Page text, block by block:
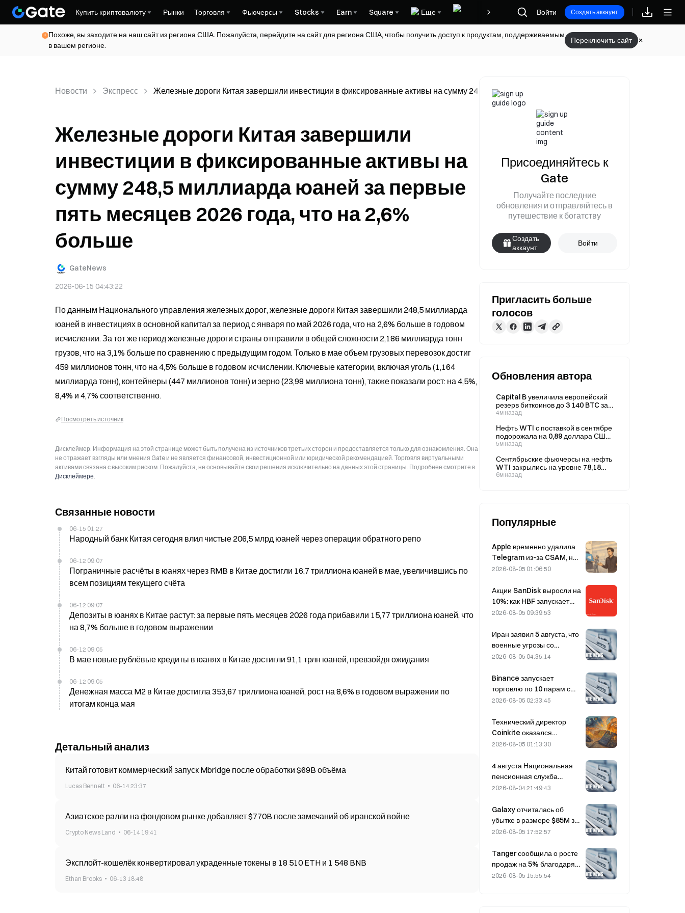
Купить криптовалюту Рынки Торговля Фьючерсы Stocks Earn Square Еще Награды
Войти Создать аккаунт
Похоже, вы заходите на наш сайт из региона США. Пожалуйста, перейдите на сайт для региона США, чтобы получить доступ к продуктам, поддерживаемым
в вашем регионе.
Переключить сайт
Новости Экспресс Железные дороги Китая завершили инвестиции в фиксированные активы на сумму 248,5 миллиарда юаней за первые пять месяцев 2026
Железные дороги Китая завершили
инвестиции в фиксированные активы на
сумму 248,5 миллиарда юаней за первые
пять месяцев 2026 года, что на 2,6%
больше
GateNews
2026-06-15 04:43:22
По данным Национального управления железных дорог, железные дороги Китая завершили 248,5 миллиарда
юаней в инвестициях в основной капитал за период с января по май 2026 года, что на 2,6% больше в годовом
исчислении. За тот же период железные дороги страны отправили в общей сложности 2,186 миллиарда тонн
грузов, что на 3,1% больше по сравнению с предыдущим годом. Только в мае объем грузовых перевозок достиг
459 миллионов тонн, что на 4,5% больше в годовом исчислении. Ключевые категории, включая уголь (1,164
миллиарда тонн), контейнеры (447 миллионов тонн) и зерно (23,98 миллиона тонн), также показали рост: на 4,5%,
8,4% и 4,7% соответственно.
Посмотреть источник
Дисклеймер: Информация на этой странице может быть получена из источников третьих сторон и предоставляется только для ознакомления. Она
не отражает взгляды или мнения Gate и не является финансовой, инвестиционной или юридической рекомендацией. Торговля виртуальными
активами связана с высоким риском. Пожалуйста, не основывайте свои решения исключительно на данных этой страницы. Подробнее смотрите в
Дисклеймере.
Связанные новости
06-15 01:27
Народный банк Китая сегодня влил чистые 206,5 млрд юаней через операции обратного репо
06-12 09:07
Пограничные расчёты в юанях через RMB в Китае достигли 16,7 триллиона юаней в мае, увеличившись по
всем позициям текущего счёта
06-12 09:07
Депозиты в юанях в Китае растут: за первые пять месяцев 2026 года прибавили 15,77 триллиона юаней, что
на 8,7% больше в годовом выражении
06-12 09:05
В мае новые рублёвые кредиты в юанях в Китае достигли 91,1 трлн юаней, превзойдя ожидания
06-12 09:05
Денежная масса M2 в Китае достигла 353,67 триллиона юаней, рост на 8,6% в годовом выражении по
итогам конца мая
Детальный анализ
Китай готовит коммерческий запуск Mbridge после обработки $69B объёма
Lucas Bennett 06-14 23:37
Азиатское ралли на фондовом рынке добавляет $770B после замечаний об иранской войне
Crypto News Land 06-14 19:41
Эксплойт-кошелёк конвертировал украденные токены в 18 510 ETH и 1 548 BNB
Ethan Brooks 06-13 18:48
Присоединяйтесь к
Gate
Получайте последние
обновления и отправляйтесь в
путешествие к богатству
Создать
аккаунт
Войти
Пригласить больше
голосов
Обновления автора
Capital B увеличила европейский
резерв биткоинов до 3 140 BTC за
один год.
4м назад
Нефть WTI с поставкой в сентябре
подорожала на 0,89 доллара США
(+1,15%) по итогам торгов, а
7,66%.
5м назад
Сентябрьские фьючерсы на нефть
WTI закрылись на уровне 78,18
доллара за баррель
6м назад
Популярные
Apple временно удалила
Telegram из-за CSAM, но
Дуров это опроверг,
подвергся «атаке на
безопасность».
2026-08-05 01:06:50
Акции SanDisk выросли на
10%: как HBF запускает
новый цикл развития ИИ-
финансовые результаты
подтвердить логику роста?
2026-08-05 09:39:53
Иран заявил 5 августа, что
военные угрозы со
стороны США
соглашения с Оманом по
вопросу Ормузского
пролива.
2026-08-05 04:35:14
Binance запускает
торговлю по 10 парам с
bStocks сегодня в 20:00
комиссией для мейкеров.
2026-08-05 02:33:45
Технический директор
Coinkite оказался
вовлечён в инцидент,
Coldcard, который привёл
к четырём волнам атак и
убыткам в размере 114
2026-08-05 01:13:30
4 августа Национальная
пенсионная служба
Южной Кореи делает
на фоне волатильности
рынка
2026-08-04 21:49:43
Galaxy отчиталась об
убытке в размере $85M за
второй квартал 2026 года;
млн долларов ниже
прогноза, акции упали на
7,23%.
2026-08-05 17:52:57
Tanger сообщила о росте
продаж на 5% благодаря
туристическому потоку,
2026-08-05 15:55:54